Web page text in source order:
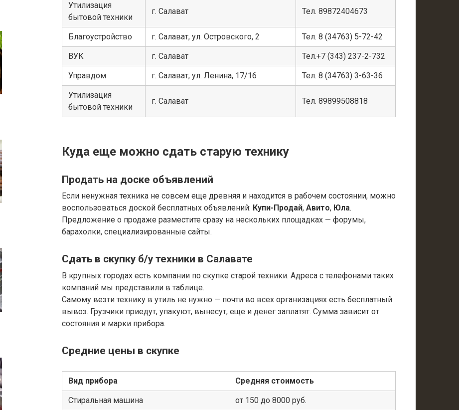
Утилизация
бытовой техники
г. Салават Тел. 89872404673
Благоустройство г. Салават, ул. Островского, 2 Тел. 8 (34763) 5-72-42
ВУК г. Салават Тел.+7 (343) 237-2-732
Управдом г. Салават, ул. Ленина, 17/16 Тел. 8 (34763) 3-63-36
Утилизация
бытовой техники
г. Салават Тел. 89899508818
Куда еще можно сдать старую технику
Продать на доске объявлений
Если ненужная техника не совсем еще древняя и находится в рабочем состоянии, можно
воспользоваться доской бесплатных объявлений: Купи-Продай, Авито, Юла.
Предложение о продаже разместите сразу на нескольких площадках — форумы,
барахолки, специализированные сайты.
Сдать в скупку б/у техники в Салавате
В крупных городах есть компании по скупке старой техники. Адреса с телефонами таких
компаний мы представили в таблице.
Самому везти технику в утиль не нужно — почти во всех организациях есть бесплатный
вывоз. Грузчики приедут, упакуют, вынесут, еще и денег заплатят. Сумма зависит от
состояния и марки прибора.
Средние цены в скупке
Вид прибора Средняя стоимость
Стиральная машина от 150 до 8000 руб.